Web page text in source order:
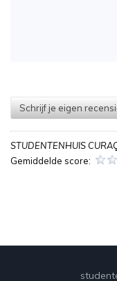
Schrijf je eigen
STUDENTENHUIS
Gemiddelde score: